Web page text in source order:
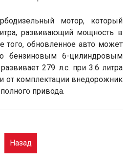
мотор, который
развивающий мощность в
того, обновленное авто может
бензиновым 6-цилиндровым
279 л.с. при 3.6 литра
от комплектации внедорожник
привода.
Назад